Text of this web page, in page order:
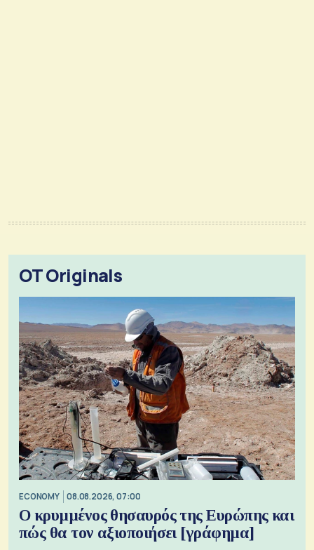
OT Originals
ECONOMY 08.08.2026, 07:00
Ο κρυμμένος θησαυρός της Ευρώπης και
πώς θα τον αξιοποιήσει [γράφημα]